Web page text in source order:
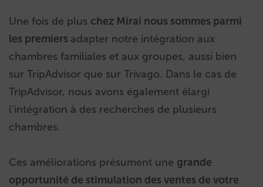
Une fois de plus chez Mirai nous sommes parmi
les premiers adapter notre intégration aux
chambres familiales et aux groupes, aussi bien
sur TripAdvisor que sur Trivago. Dans le cas de
TripAdvisor, nous avons également élargi
l’intégration à des recherches de plusieurs
chambres.
Ces améliorations présument une grande
opportunité de stimulation des ventes de votre